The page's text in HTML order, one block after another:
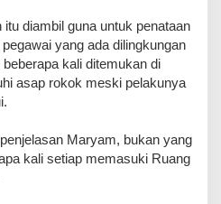
diambil guna untuk penataan
yang ada dilingkungan
kali ditemukan di
asap rokok meski pelakunya
Maryam, bukan yang
kali setiap memasuki Ruang